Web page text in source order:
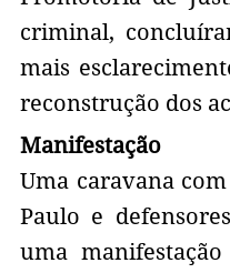
criminal,
mais
reconstrução dos
Manifestação
Uma caravana
Paulo e
uma